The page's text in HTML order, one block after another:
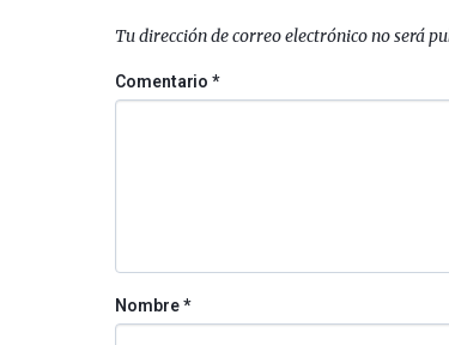
Tu dirección de correo electrónico no será
Comentario*
Nombre*